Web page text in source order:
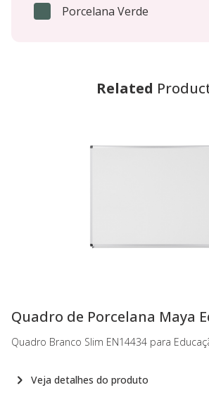
Porcelana Verde
Related
Quadro de Porcelana Maya
Quadro Branco Slim EN14434 para
Veja detalhes do produto